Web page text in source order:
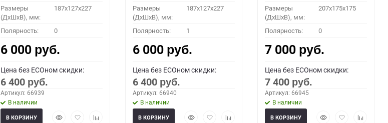
Размеры
(ДхШхВ), мм:
187x127x227
Полярность: 0
6 000 руб.
Цена без ECOном скидки:
6 400 руб.
Артикул: 66939
В наличии
БыстрыйДобавитьДобавить
В КОРЗИНУ
Размеры
(ДхШхВ), мм:
187x127x227
Полярность: 1
6 000 руб.
Цена без ECOном скидки:
6 400 руб.
Артикул: 66940
В наличии
БыстрыйДобавитьДобавить
В КОРЗИНУ
Размеры
(ДхШхВ), мм:
207x175x175
Полярность: 0
7 000 руб.
Цена без ECOном скидки:
7 400 руб.
Артикул: 66945
В наличии
БыстрыйДобавитьДобавить
В КОРЗИНУ